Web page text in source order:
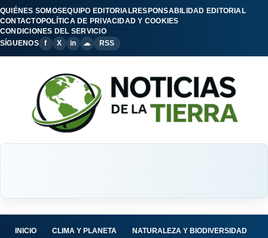
QUIÉNES SOMOSEQUIPO EDITORIALRESPONSABILIDAD EDITORIAL
CONTACTOPOLÍTICA DE PRIVACIDAD Y COOKIES
CONDICIONES DEL SERVICIO
SÍGUENOS
f X in ☁ RSS
INICIO CLIMA Y PLANETA NATURALEZA Y BIODIVERSIDAD